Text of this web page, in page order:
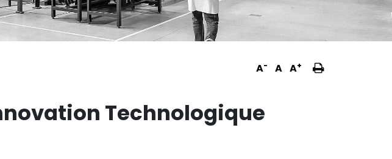
A- A A+
Technologique